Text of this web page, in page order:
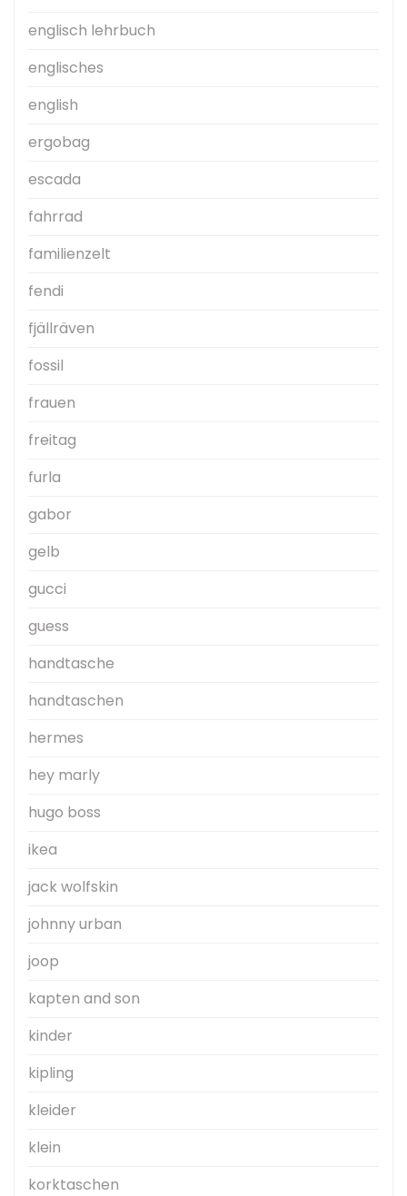
englisch lehrbuch
englisches
english
ergobag
escada
fahrrad
familienzelt
fendi
fjällräven
fossil
frauen
freitag
furla
gabor
gelb
gucci
guess
handtasche
handtaschen
hermes
hey marly
hugo boss
ikea
jack wolfskin
johnny urban
joop
kapten and son
kinder
kipling
kleider
klein
korktaschen